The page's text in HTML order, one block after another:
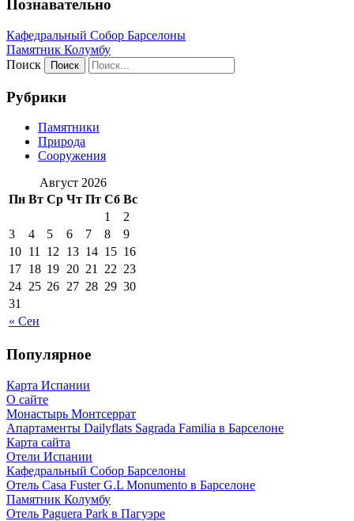
Познавательно
Кафeдрaльный Собор Барселоны
Пaмятник Колумбу
Поиск
Рубрики
Памятники
Природа
Сооружения
Август 2026
Пн Вт Ср Чт Пт Сб Вс
« Сен
1
2
3
4 5 6 7 8
9
10 11 12 13 14 15 16
17 18 19 20 21 22 23
24 25 26 27 28 29 30
31
Популярное
Карта Испании
О сайте
Монастырь Монтсеррат
Апартаменты Dailyflats Sagrada Familia в Барселоне
Карта сайта
Отели Испании
Кафeдрaльный Собор Барселоны
Отель Casa Fuster G.L Monumento в Барселоне
Пaмятник Колумбу
Отель Paguera Park в Пагуэре